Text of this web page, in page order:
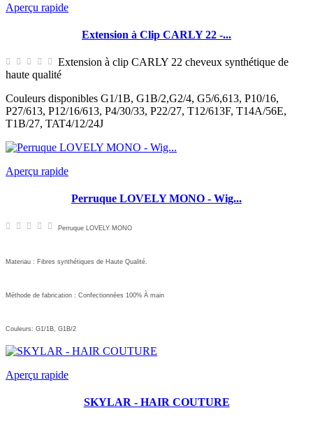
Aperçu rapide
Extension à Clip CARLY 22 -...
Extension à clip CARLY 22 cheveux synthétique de
haute qualité
Couleurs disponibles G1/1B, G1B/2,G2/4, G5/6,613, P10/16,
P27/613, P12/16/613, P4/30/33, P22/27, T12/613F, T14A/56E,
T1B/27, TAT4/12/24J
Aperçu rapide
Perruque LOVELY MONO - Wig...
Perruque LOVELY MONO
Materiau : Fibres synthétiques de Haute Qualité.
M Éthode de fabrication : ConfectionnÉes 100% À main
Couleurs: G1/1B, G1B/2
Aperçu rapide
SKYLAR - HAIR COUTURE